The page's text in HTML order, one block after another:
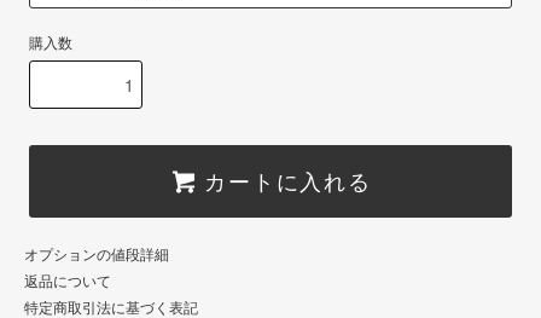
購入数
カートに入れる
オプションの値段詳細
返品について
特定商取引法に基づく表記